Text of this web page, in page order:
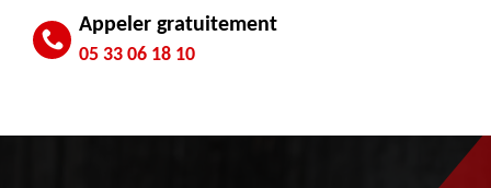
Appeler gratuitement
05 33 06 18 10